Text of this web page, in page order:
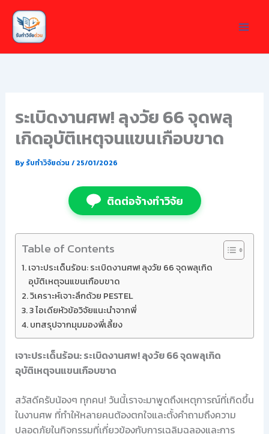
Skip
content
ระเบิดงานศพ! ลุงวัย 66 จุดพลุ
เกิดอุบัติเหตุจนแขนเกือบขาด
Byรับทำวิจัยด่วน / 25/01/2026
ติดต่อจ้างทำวิจัย
Table of Contents
เจาะประเด็นร้อน: ระเบิดงานศพ! ลุงวัย 66 จุดพลุเกิด
อุบัติเหตุจนแขนเกือบขาด
วิเคราะห์เจาะลึกด้วย PESTEL
3 ไอเดียหัวข้อวิจัยแนะนำจากพี่
บทสรุปจากมุมมองพี่เลี้ยง
เจาะประเด็นร้อน: ระเบิดงานศพ! ลุงวัย 66 จุดพลุเกิด
อุบัติเหตุจนแขนเกือบขาด
สวัสดีครับน้องๆ ทุกคน! วันนี้เราจะมาพูดถึงเหตุการณ์ที่เกิดขึ้น
ในงานศพ ที่ทำให้หลายคนต้องตกใจและตั้งคำถามถึงความ
ปลอดภัยในกิจกรรมที่เกี่ยวข้องกับการเฉลิมฉลองและการ